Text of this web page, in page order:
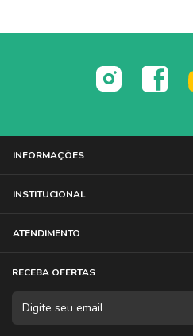
INFORMAÇÕES
INSTITUCIONAL
ATENDIMENTO
RECEBA OFERTAS